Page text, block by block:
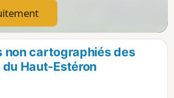
non cartographiés des
Haut-Estéron